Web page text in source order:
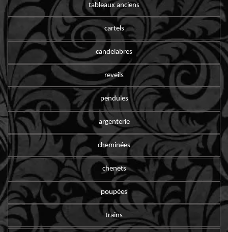
tableaux anciens
cartels
candelabres
reveils
pendules
argenterie
cheminées
chenets
poupées
trains